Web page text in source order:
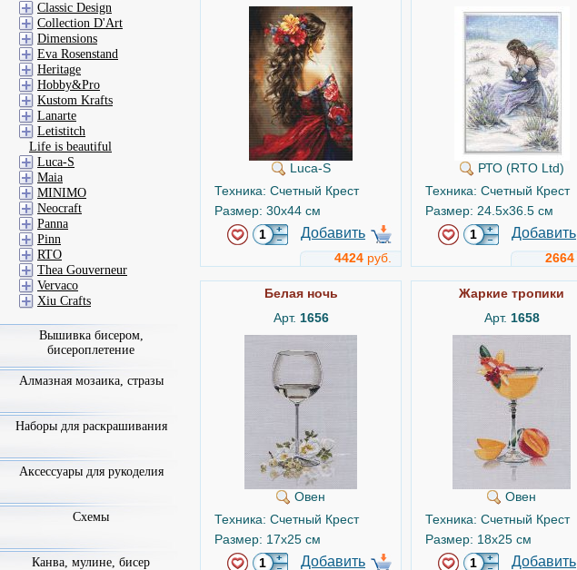
Luca-S
Техника: Счетный Крест
Размер: 30x44 см
Добавить
4424 руб.
РТО (RTO Ltd)
Техника: Счетный Крест
Размер: 24.5x36.5 см
Добавить
2664
Белая ночь
Арт. 1656
Овен
Техника: Счетный Крест
Размер: 17x25 см
Добавить
Жаркие тропики
Арт. 1658
Овен
Техника: Счетный Крест
Размер: 18x25 см
Добавить
Classic Design
Collection D'Art
Dimensions
Eva Rosenstand
Heritage
Hobby&Pro
Kustom Krafts
Lanarte
Letistitch
Life is beautiful
Luca-S
Maia
MINIMO
Neocraft
Panna
Pinn
RTO
Thea Gouverneur
Vervaco
Xiu Crafts
Вышивка бисером,
бисероплетение
Алмазная мозаика, стразы
Наборы для раскрашивания
Аксессуары для рукоделия
Схемы
Канва, мулине, бисер